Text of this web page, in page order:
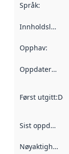
Språk:
Innholdsleverandører
Opphav:
Oppdateringsfrekvens
Først utgitt:
Sist oppdatert
Nøyaktighet